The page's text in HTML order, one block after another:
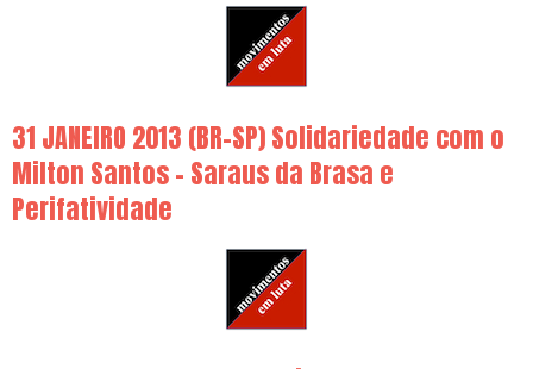
31 JANEIRO 2013 (BR-SP) Solidariedade com o
Milton Santos – Saraus da Brasa e
Perifatividade